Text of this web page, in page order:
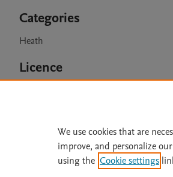
Categories
Heath
Licence
We use cookies that are
improve, and personalize
using the Cookie settings